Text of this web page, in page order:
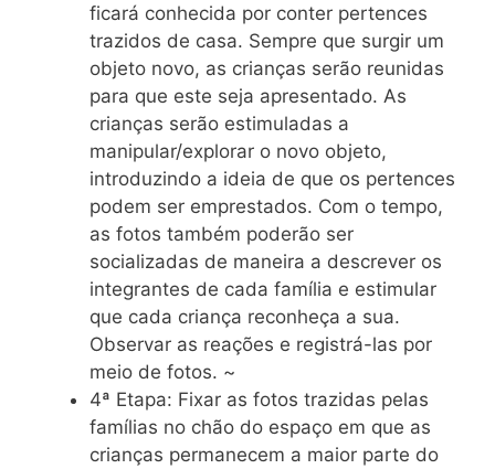
ficará conhecida por conter pertences
trazidos de casa. Sempre que surgir um
objeto novo, as crianças serão reunidas
para que este seja apresentado. As
crianças serão estimuladas a
manipular/explorar o novo objeto,
introduzindo a ideia de que os pertences
podem ser emprestados. Com o tempo,
as fotos também poderão ser
socializadas de maneira a descrever os
integrantes de cada família e estimular
que cada criança reconheça a sua.
Observar as reações e registrá-las por
meio de fotos. ~
4ª Etapa: Fixar as fotos trazidas pelas
famílias no chão do espaço em que as
crianças permanecem a maior parte do